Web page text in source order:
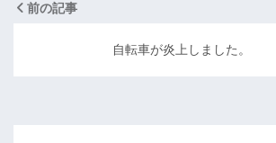
前の記事
自転車が炎上しました。